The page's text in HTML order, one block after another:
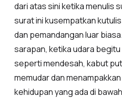
dari atas sini ketika menulis
surat ini kusempatkan
dan pemandangan luar
sarapan, ketika udara
seperti mendesah, kabut
memudar dan
kehidupan yang ada di